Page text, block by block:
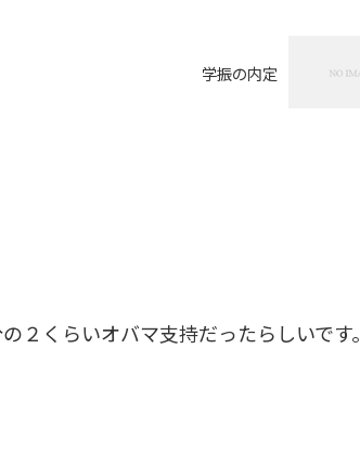
学振の内定
２くらいオバマ支持だったらしいです。